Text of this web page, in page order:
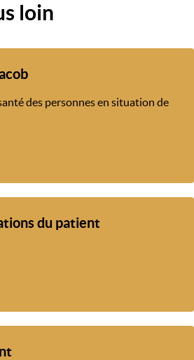
loin
des personnes en situation de
du patient